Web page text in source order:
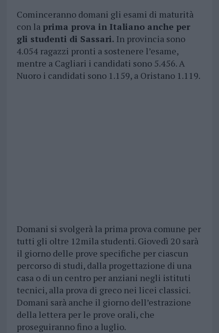
Cominceranno domani gli esami di maturità
con la prima prova in Italiano anche per
gli studenti di Sassari. In provincia sono
4.054 ragazzi pronti a sostenere l’esame,
mentre a Cagliari i candidati sono 5.456. A
Nuoro i candidati sono 1.159, a Oristano 1.119.
Domani si svolgerà la prima prova comune per
tutti gli oltre 12mila studenti. Giovedì 20 sarà
il giorno delle prove specifiche per ciascun
percorso di studi, dalla progettazione di una
casa o di un centro per anziani negli istituti
tecnici, alla prova di greco nei licei classici.
Domani sarà anche il giorno dell’estrazione
della lettera per le prove orali, che
proseguiranno fino a luglio.